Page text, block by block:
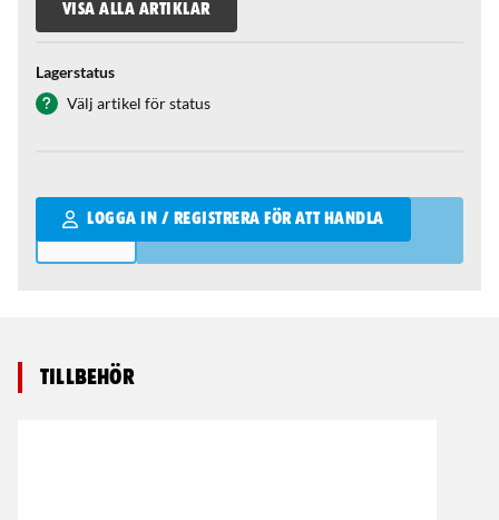
VISA ALLA ARTIKLAR
Lagerstatus
Välj artikel för status
LOGGA IN / REGISTRERA FÖR ATT HANDLA
Qantity
Tillbehör